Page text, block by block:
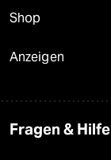
Shop
Anzeigen
Fragen & Hilfe